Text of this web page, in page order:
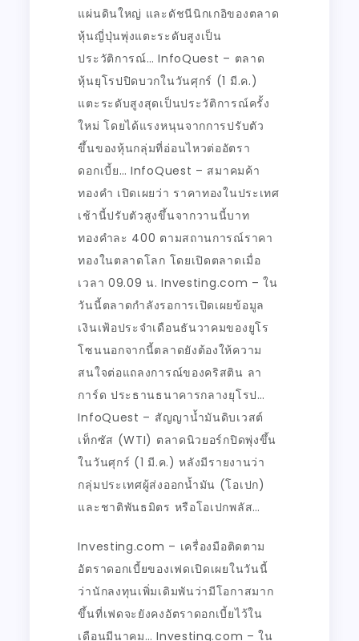
แผ่นดินใหญ่ และดัชนีนิกเกอิของตลาด
หุ้นญี่ปุ่นพุ่งแตะระดับสูงเป็น
ประวัติการณ์… InfoQuest – ตลาด
หุ้นยุโรปปิดบวกในวันศุกร์ (1 มี.ค.)
แตะระดับสูงสุดเป็นประวัติการณ์ครั้ง
ใหม่ โดยได้แรงหนุนจากการปรับตัว
ขึ้นของหุ้นกลุ่มที่อ่อนไหวต่ออัตรา
ดอกเบี้ย… InfoQuest – สมาคมค้า
ทองคำ เปิดเผยว่า ราคาทองในประเทศ
เช้านี้ปรับตัวสูงขึ้นจากวานนี้บาท
ทองคำละ 400 ตามสถานการณ์ราคา
ทองในตลาดโลก โดยเปิดตลาดเมื่อ
เวลา 09.09 น. Investing.com – ใน
วันนี้ตลาดกำลังรอการเปิดเผยข้อมูล
เงินเฟ้อประจำเดือนธันวาคมของยูโร
โซนนอกจากนี้ตลาดยังต้องให้ความ
สนใจต่อแถลงการณ์ของคริสติน ลา
การ์ด ประธานธนาคารกลางยุโรป…
InfoQuest – สัญญาน้ำมันดิบเวสต์
เท็กซัส (WTI) ตลาดนิวยอร์กปิดพุ่งขึ้น
ในวันศุกร์ (1 มี.ค.) หลังมีรายงานว่า
กลุ่มประเทศผู้ส่งออกน้ำมัน (โอเปก)
และชาติพันธมิตร หรือโอเปกพลัส…
Investing.com – เครื่องมือติดตาม
อัตราดอกเบี้ยของเฟดเปิดเผยในวันนี้
ว่านักลงทุนเพิ่มเดิมพันว่ามีโอกาสมาก
ขึ้นที่เฟดจะยังคงอัตราดอกเบี้ยไว้ใน
เดือนมีนาคม… Investing.com – ใน